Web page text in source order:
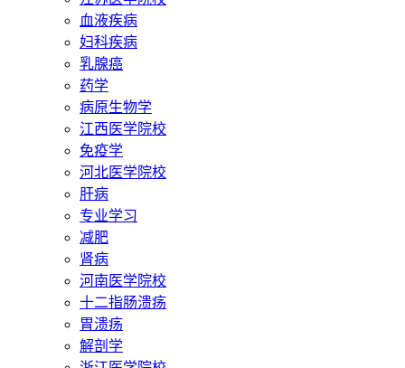
血液疾病
妇科疾病
乳腺癌
药学
病原生物学
江西医学院校
免疫学
河北医学院校
肝病
专业学习
减肥
肾病
河南医学院校
十二指肠溃疡
胃溃疡
解剖学